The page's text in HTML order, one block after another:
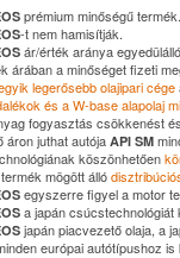
prémium minőségű termék.
-t nem hamisítják.
ár/érték aránya
árában a minőséget fizeti
legerősebb olajipari cége
és a W-base alapolaj
fogyasztás csökkenést
áron juthat autója API SM
köszönhetően
mögött álló
egyszerre figyel a motor
a japán
japán piacvezető olaja, a
európai autótípushoz